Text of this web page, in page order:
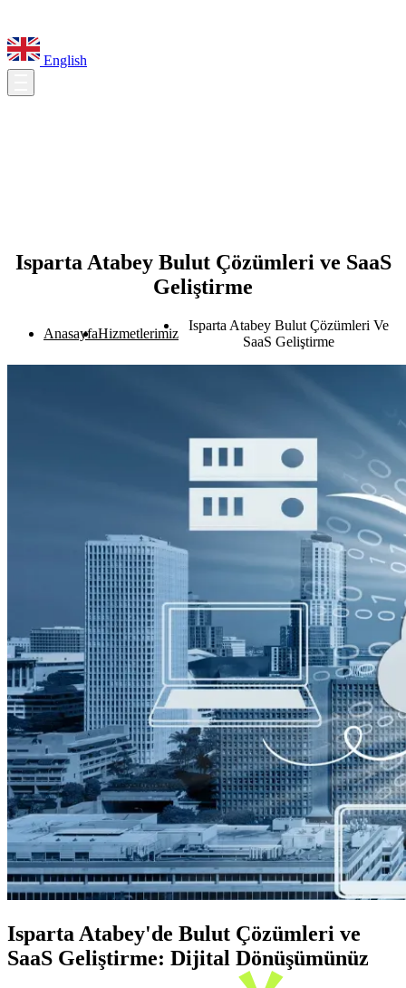
English
Isparta Atabey Bulut Çözümleri ve SaaS
Geliştirme
AnasayfaHizmetlerimiz
Isparta Atabey Bulut Çözümleri Ve
SaaS Geliştirme
Isparta Atabey'de Bulut Çözümleri ve
SaaS Geliştirme: Dijital Dönüşümünüz